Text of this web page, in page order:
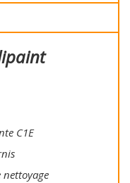
C1E
nettoyage